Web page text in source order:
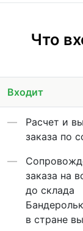
Что
Входит
Расчет и
заказа по
заказа на
до склада
в стране